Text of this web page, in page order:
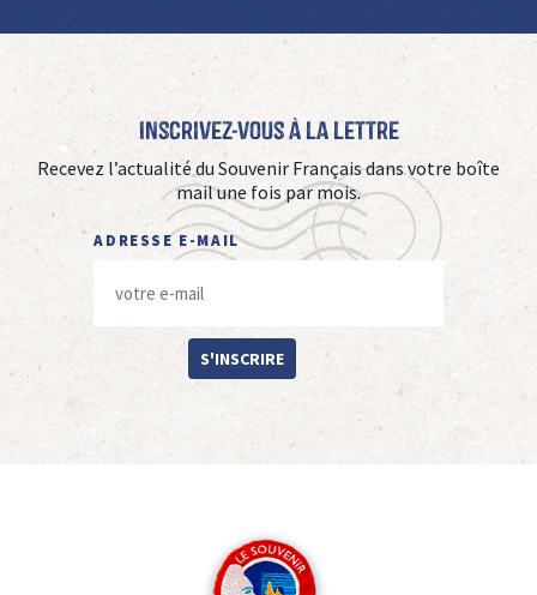
Inscrivez-vous à La Lettre
Recevez l’actualité du Souvenir Français dans votre boîte
mail une fois par mois.
ADRESSE E-MAIL
S'INSCRIRE